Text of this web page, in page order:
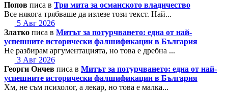
Попов писа в Три мита за османското владичество
Все някога трябваше да излезе този текст. Най...
5 Авг 2026
Златко писа в Митът за потурчването: една от най-
успешните исторически фалшификации в България
Не разбирам аргументацията, но това е дребна ...
3 Авг 2026
Георги Ончев писа в Митът за потурчването: една от най-
успешните исторически фалшификации в България
Хм, не съм психолог, а лекар, но това е малка...